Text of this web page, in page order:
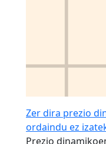
Zer dira prezio
ordaindu ez
Prezio